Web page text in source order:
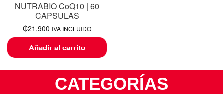
NUTRABIO CoQ10 | 60
CAPSULAS
₡21,900 IVA INCLUIDO
Añadir al carrito
CATEGORÍAS